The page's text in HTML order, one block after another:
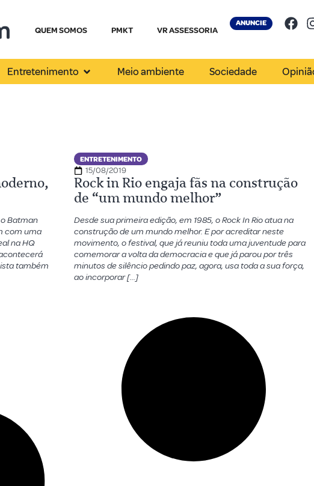
QUEM SOMOS PMKT VR ASSESSORIA
ANUNCIE
Entretenimento Meio ambiente Sociedade
Batman
com uma
na HQ
também
ENTRETENIMENTO
15/08/2019
Rock in Rio engaja fãs na construção
de “um mundo melhor”
Desde sua primeira edição, em 1985, o Rock In Rio atua na
construção de um mundo melhor. E por acreditar neste
movimento, o festival, que já reuniu toda uma juventude para
comemorar a volta da democracia e que já parou por três
minutos de silêncio pedindo paz, agora, usa toda a sua força,
ao incorporar […]